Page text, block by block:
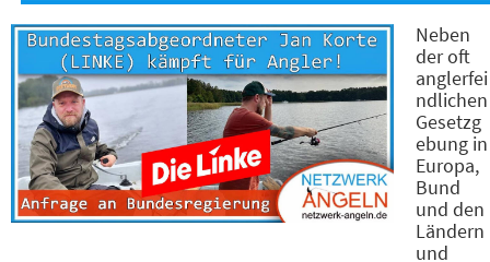
Neben
der oft
anglerfei
ndlichen
Gesetzg
ebung in
Europa,
Bund
und den
Ländern
und